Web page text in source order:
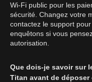
Wi-Fi public pour les
sécurité. Changez votre
contactez le support
enquêtons si vous
autorisation.
Que dois-je savoir sur
Titan avant de